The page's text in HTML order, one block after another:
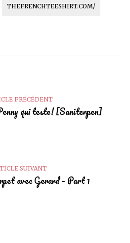
THEFRENCHTEESHIRT.COM/
PRÉCÉDENT
qui teste! [Saniterpen]
SUIVANT
avec Gerard – Part 1